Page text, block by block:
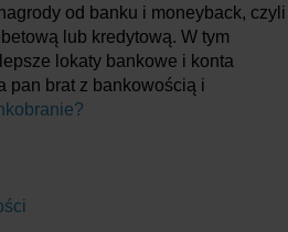
od banku i moneyback, czyli
lub kredytową. W tym
lokaty bankowe i konta
pan brat z bankowością i